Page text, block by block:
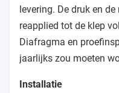
levering. De druk en
reapplied tot de klep
Diafragma en
jaarlijks zou moeten
Installatie